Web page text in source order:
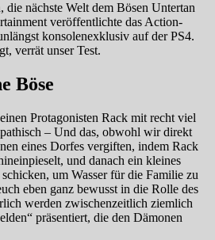
nächste Welt dem Bösen Untertan
veröffentlichte das Action-
konsolenexklusiv auf der PS4.
verrät unser Test.
Böse
Protagonisten Rack mit recht viel
– Und das, obwohl wir direkt
eines Dorfes vergiften, indem Rack
und danach ein kleines
um Wasser für die Familie zu
eben ganz bewusst in die Rolle des
werden zwischenzeitlich ziemlich
präsentiert, die den Dämonen